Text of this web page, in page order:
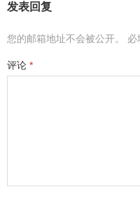
发表回复
您的邮箱地址不会被公开。 必
评论 *